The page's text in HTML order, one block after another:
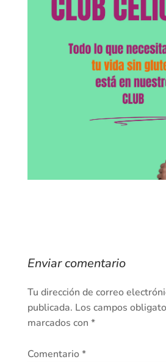
Enviar comentario
Tu dirección de correo
publicada. Los campos
marcados con *
Comentario*